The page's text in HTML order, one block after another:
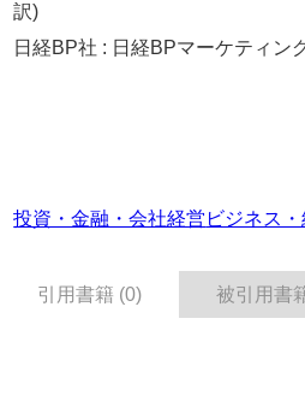
訳)
日経BP社 : 日経BPマーケティン
投資・金融・会社経営 ビジネス
引用書籍 (0) 被引用書